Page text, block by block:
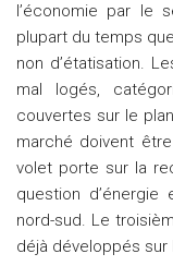
l’économie par le
plupart du temps
non d’étatisation.
mal logés,
couvertes sur le
marché doivent
volet porte sur la
question
nord-sud. Le
déjà développés